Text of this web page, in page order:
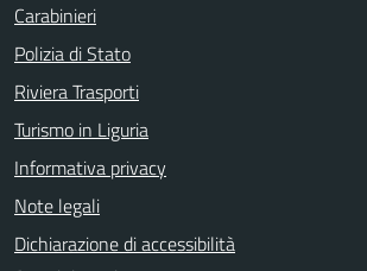
Carabinieri
Polizia di Stato
Riviera Trasporti
Turismo in Liguria
Informativa privacy
Note legali
Dichiarazione di accessibilità